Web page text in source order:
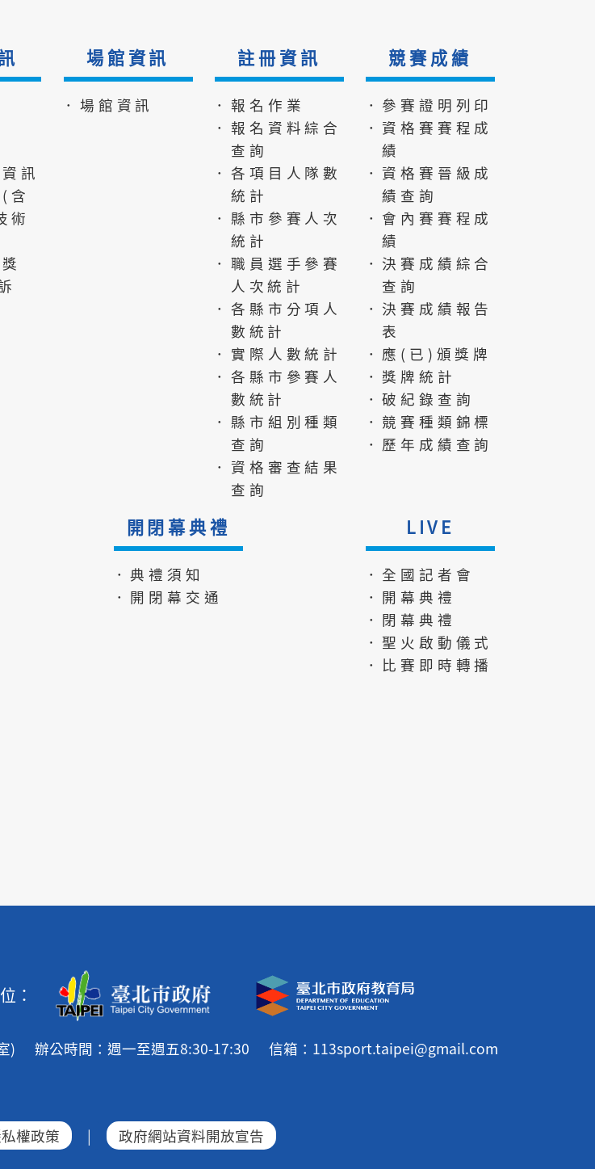
訊
含
術
場館資訊
．場館資訊
註冊資訊
．報名作業
．報名資料綜合
查詢
．各項目人隊數
統計
．縣市參賽人次
統計
．職員選手參賽
人次統計
．各縣市分項人
數統計
．實際人數統計
．各縣市參賽人
數統計
．縣市組別種類
查詢
．資格審查結果
查詢
競賽成績
．參賽證明列印
．資格賽賽程成
績
．資格賽晉級成
績查詢
．會內賽賽程成
績
．決賽成績綜合
查詢
．決賽成績報告
表
．應(已)頒獎牌
．獎牌統計
．破紀錄查詢
．競賽種類錦標
．歷年成績查詢
開閉幕典禮
．典禮須知
．開閉幕交通
LIVE
．全國記者會
．開幕典禮
．閉幕典禮
．聖火啟動儀式
．比賽即時轉播
：
) 辦公時間：週一至週五8:30-17:30
信箱：113sport.taipei@gmail.com
權政策 | 政府網站資料開放宣告